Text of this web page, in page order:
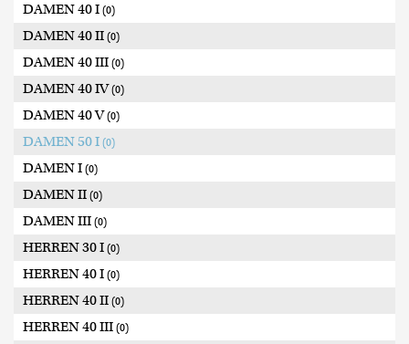
DAMEN 40 I (0)
DAMEN 40 II (0)
DAMEN 40 III (0)
DAMEN 40 IV(0)
DAMEN 40 V(0)
DAMEN 50 I (0)
DAMEN I (0)
DAMEN II (0)
DAMEN III (0)
HERREN 30 I (0)
HERREN 40 I (0)
HERREN 40 II (0)
HERREN 40 III (0)